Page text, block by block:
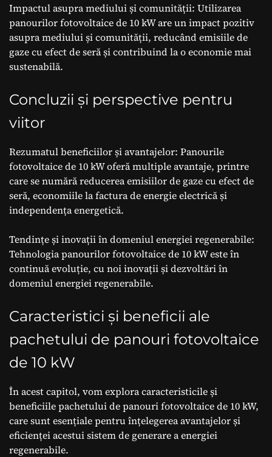
Impactul asupra mediului și comunității: Utilizarea
panourilor fotovoltaice de 10 kW are un impact pozitiv
asupra mediului și comunității, reducând emisiile de
gaze cu efect de seră și contribuind la o economie mai
sustenabilă.
Concluzii și perspective pentru
viitor
Rezumatul beneficiilor și avantajelor: Panourile
fotovoltaice de 10 kW oferă multiple avantaje, printre
care se numără reducerea emisiilor de gaze cu efect de
seră, economiile la factura de energie electrică și
independența energetică.
Tendințe și inovații în domeniul energiei regenerabile:
Tehnologia panourilor fotovoltaice de 10 kW este în
continuă evoluție, cu noi inovații și dezvoltări în
domeniul energiei regenerabile.
Caracteristici și beneficii ale
pachetului de panouri fotovoltaice
de 10 kW
În acest capitol, vom explora caracteristicile și
beneficiile pachetului de panouri fotovoltaice de 10 kW,
care sunt esențiale pentru înțelegerea avantajelor și
eficienței acestui sistem de generare a energiei
regenerabile.